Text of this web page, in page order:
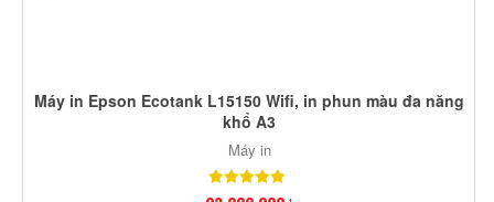
Máy in Epson Ecotank L15150 Wifi, in phun màu đa năng
khổ A3
Máy in